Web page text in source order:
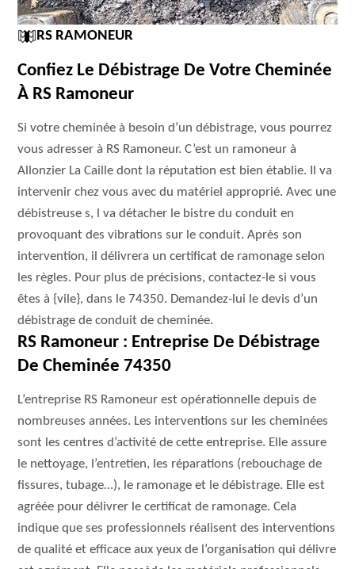
RS RAMONEUR
Confiez Le Débistrage De Votre Cheminée
À RS Ramoneur
Si votre cheminée à besoin d’un débistrage, vous pourrez
vous adresser à RS Ramoneur. C’est un ramoneur à
Allonzier La Caille dont la réputation est bien établie. Il va
intervenir chez vous avec du matériel approprié. Avec une
débistreuse s, l va détacher le bistre du conduit en
provoquant des vibrations sur le conduit. Après son
intervention, il délivrera un certificat de ramonage selon
les règles. Pour plus de précisions, contactez-le si vous
êtes à {vile}, dans le 74350. Demandez-lui le devis d’un
débistrage de conduit de cheminée.
RS Ramoneur : Entreprise De Débistrage
De Cheminée 74350
L’entreprise RS Ramoneur est opérationnelle depuis de
nombreuses années. Les interventions sur les cheminées
sont les centres d’activité de cette entreprise. Elle assure
le nettoyage, l’entretien, les réparations (rebouchage de
fissures, tubage…), le ramonage et le débistrage. Elle est
agréée pour délivrer le certificat de ramonage. Cela
indique que ses professionnels réalisent des interventions
de qualité et efficace aux yeux de l’organisation qui délivre